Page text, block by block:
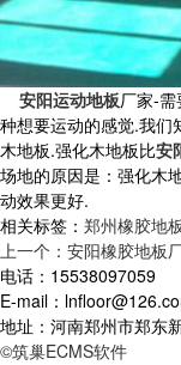
安阳运动地板厂家-
种想要运动的感觉.我们
木地板.强化木地板比安
场地的原因是：强化木
动效果更好.
相关标签： 郑州橡胶地板
上一个：安阳橡胶地板
电话：15538097059
E-mail：
地址：河南郑州市郑东
©筑巢ECMS软件